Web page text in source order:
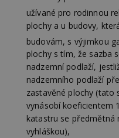
užívané pro rodinnou
plochy a u budovy,
budovám, s výjimkou
plochy s tím, že sazba
nadzemní podlaží,
nadzemního podlaží
zastavěné plochy (tato
vynásobí koeficientem
katastru se předmětná
vyhláškou),